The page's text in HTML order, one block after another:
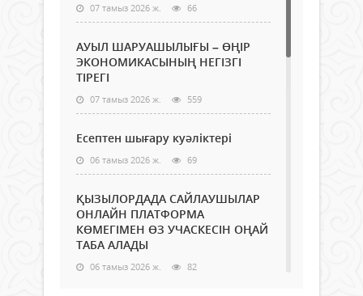
07 тамыз 2026 ж. 66
АУЫЛ ШАРУАШЫЛЫҒЫ – ӨҢІР
ЭКОНОМИКАСЫНЫҢ НЕГІЗГІ
ТІРЕГІ
07 тамыз 2026 ж. 559
Есептен шығару куәліктері
06 тамыз 2026 ж. 69
ҚЫЗЫЛОРДАДА САЙЛАУШЫЛАР
ОНЛАЙН ПЛАТФОРМА
КӨМЕГІМЕН ӨЗ УЧАСКЕСІН ОҢАЙ
ТАБА АЛАДЫ
06 тамыз 2026 ж. 82